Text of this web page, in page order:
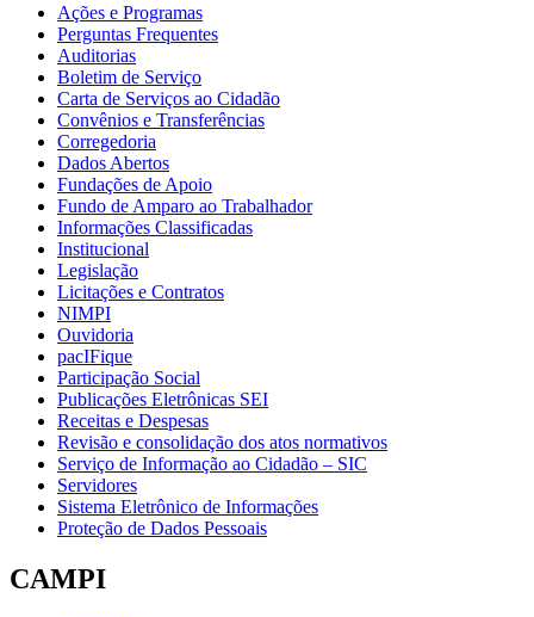
Ações e Programas
Perguntas Frequentes
Auditorias
Boletim de Serviço
Carta de Serviços ao Cidadão
Convênios e Transferências
Corregedoria
Dados Abertos
Fundações de Apoio
Fundo de Amparo ao Trabalhador
Informações Classificadas
Institucional
Legislação
Licitações e Contratos
NIMPI
Ouvidoria
pacIFique
Participação Social
Publicações Eletrônicas SEI
Receitas e Despesas
Revisão e consolidação dos atos normativos
Serviço de Informação ao Cidadão – SIC
Servidores
Sistema Eletrônico de Informações
Proteção de Dados Pessoais
CAMPI